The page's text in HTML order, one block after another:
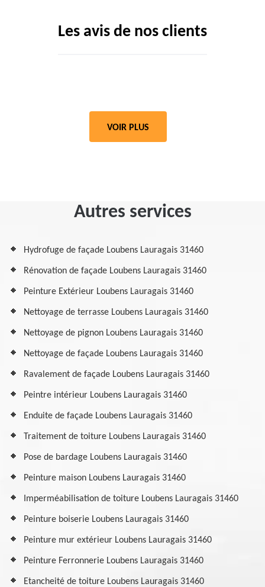
Les avis de nos clients
VOIR PLUS
Autres services
Hydrofuge de façade Loubens Lauragais 31460
Rénovation de façade Loubens Lauragais 31460
Peinture Extérieur Loubens Lauragais 31460
Nettoyage de terrasse Loubens Lauragais 31460
Nettoyage de pignon Loubens Lauragais 31460
Nettoyage de façade Loubens Lauragais 31460
Ravalement de façade Loubens Lauragais 31460
Peintre intérieur Loubens Lauragais 31460
Enduite de façade Loubens Lauragais 31460
Traitement de toiture Loubens Lauragais 31460
Pose de bardage Loubens Lauragais 31460
Peinture maison Loubens Lauragais 31460
Imperméabilisation de toiture Loubens Lauragais 31460
Peinture boiserie Loubens Lauragais 31460
Peinture mur extérieur Loubens Lauragais 31460
Peinture Ferronnerie Loubens Lauragais 31460
Etancheité de toiture Loubens Lauragais 31460